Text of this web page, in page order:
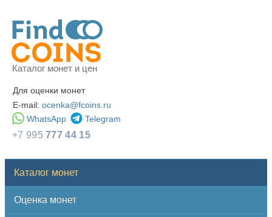
Каталог монет и цен
Для оценки монет
E-mail: ocenka@fcoins.ru
WhatsApp
Telegram
+7 995777 44 15
Каталог монет
Оценка монет